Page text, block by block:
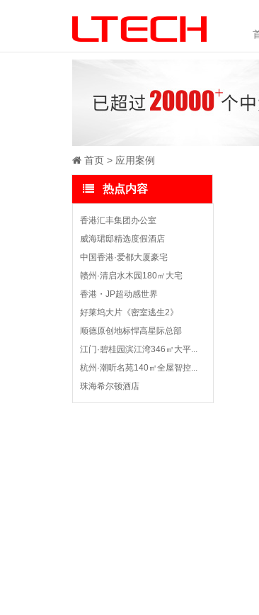
首页 应用案例
热点内容
香港汇丰集团办公室
威海珺邸精选度假酒店
中国香港·爱都大厦豪宅
赣州·清启水木园180㎡大宅
香港・JP超动感世界
好莱坞大片《密室逃生2》
顺德原创地标悍高星际总部
江门·碧桂园滨江湾346㎡大平...
杭州·潮听名苑140㎡全屋智控...
珠海希尔顿酒店